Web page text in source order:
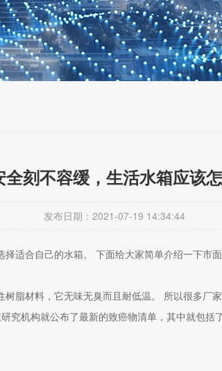
全刻不容缓，生活水箱应该
发布日期：2021-07-19 14:34:44
适合自己的水箱。 下面给大家简单介绍一下市
脂材料，它无味无臭而且耐低温。 所以很多厂
究机构就公布了最新的致癌物清单，其中就包括